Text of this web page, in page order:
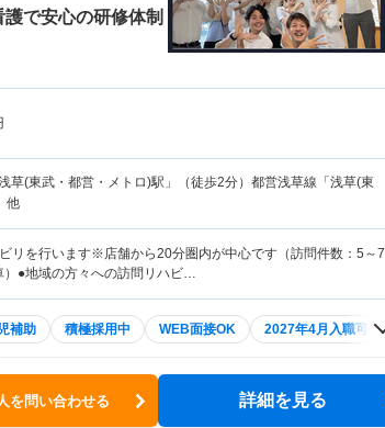
で安心の研修体制
草(東武・都営・メトロ)駅」（徒歩2分）都営浅草線「浅草(東
他
リを行います※店舗から20分圏内が中心です（訪問件数：5～7
）●地域の方々への訪問リハビ…
補助 積極採用中 WEB面接OK 2027年4月入職可
を問い合わせる 詳細を見る